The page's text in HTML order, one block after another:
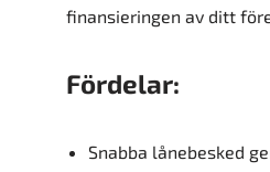
finansieringen av ditt
Fördelar:
Snabba lånebesked